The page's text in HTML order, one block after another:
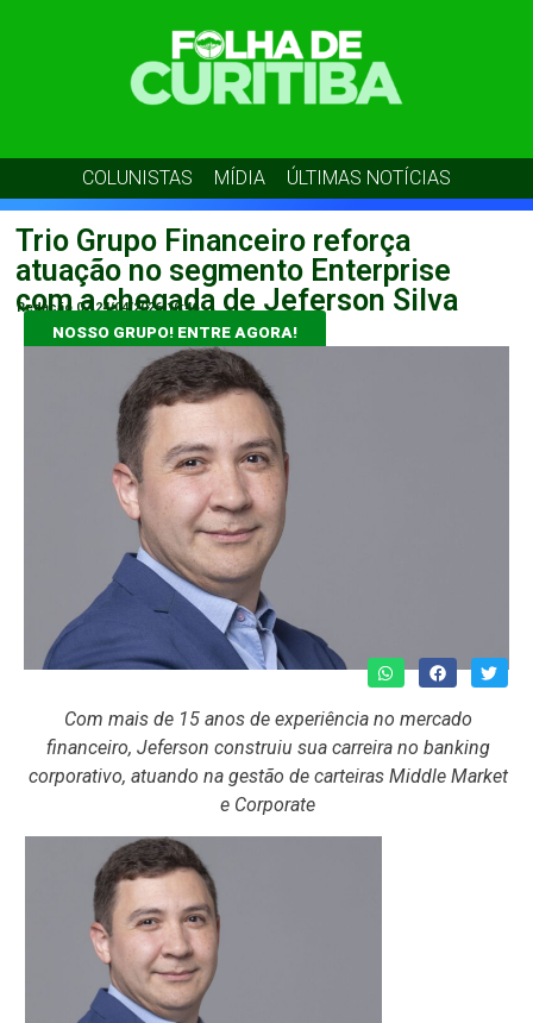
COLUNISTAS MÍDIA ÚLTIMAS NOTÍCIAS
Trio Grupo Financeiro reforça
atuação no segmento Enterprise
com a chegada de Jeferson Silva
Redação 07 24/04/2026 10:46
NOSSO GRUPO! ENTRE AGORA!
Com mais de 15 anos de experiência no mercado
financeiro, Jeferson construiu sua carreira no banking
corporativo, atuando na gestão de carteiras Middle Market
e Corporate